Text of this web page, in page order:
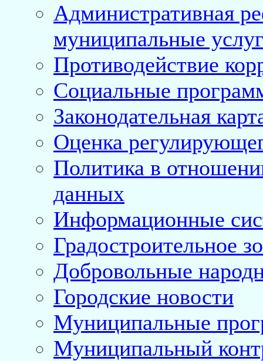
Административная
муниципальные
Противодействие
Социальные
Законодательная
Оценка
Политика в
данных
Информационные
Градостроительное
Добровольные
Городские новости
Муниципальные
Муниципальный